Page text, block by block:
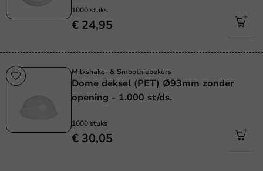
1000 stuks
€ 24,95
Milkshake- & Smoothiebekers
Dome deksel (PET) Ø93mm zonder
opening - 1.000 st/ds.
1000 stuks
€ 30,05